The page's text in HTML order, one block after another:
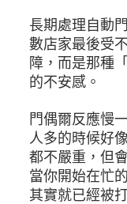
長期處理自動
數店家最後受
障，而是那種
的不安感。
門偶爾反應慢
人多的時候好
都不嚴重，但
當你開始在忙
其實就已經被